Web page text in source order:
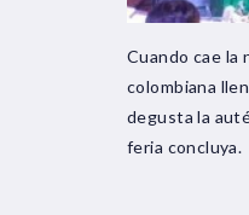
Cuando cae la
colombiana
degusta la
feria concluya.